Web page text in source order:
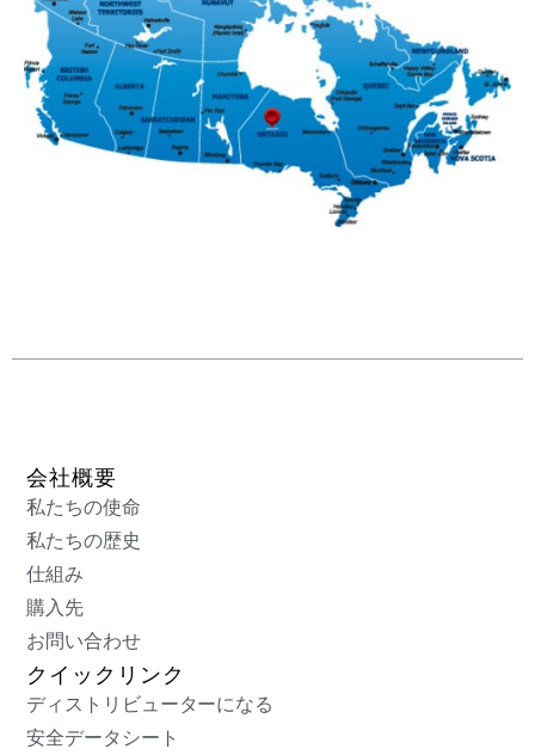
会社概要
私たちの使命
私たちの歴史
仕組み
購入先
お問い合わせ
クイックリンク
ディストリビューターになる
安全データシート